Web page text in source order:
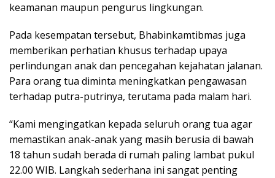
keamanan maupun pengurus lingkungan.
Pada kesempatan tersebut, Bhabinkamtibmas juga
memberikan perhatian khusus terhadap upaya
perlindungan anak dan pencegahan kejahatan jalanan.
Para orang tua diminta meningkatkan pengawasan
terhadap putra-putrinya, terutama pada malam hari.
“Kami mengingatkan kepada seluruh orang tua agar
memastikan anak-anak yang masih berusia di bawah
18 tahun sudah berada di rumah paling lambat pukul
22.00 WIB. Langkah sederhana ini sangat penting